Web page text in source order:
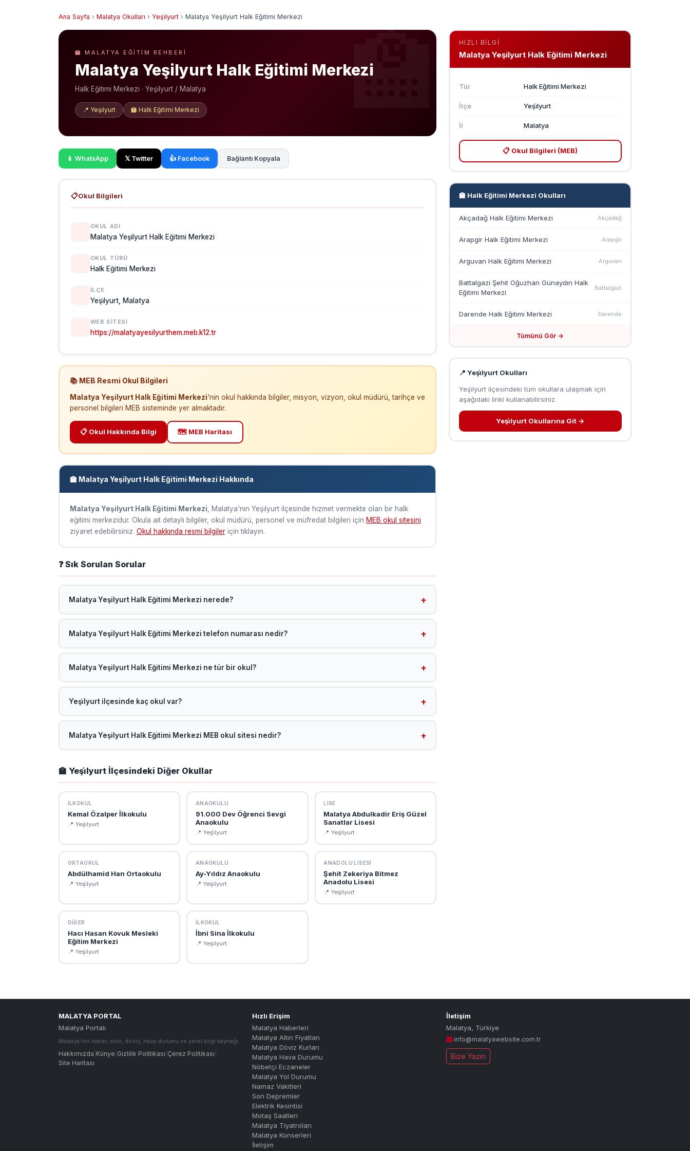
Ana Sayfa › Malatya Okulları › Yeşi̇lyurt › Malatya Yeşilyurt Halk Eğitimi Merkezi
🏫 MALATYA EĞITIM REHBERI
Malatya Yeşilyurt Halk Eğitimi Merkezi
Halk Eğitimi Merkezi · Yeşi̇lyurt / Malatya
📍 Yeşi̇lyurt 🏫 Halk Eğitimi Merkezi
📱 WhatsApp 𝕏 Twitter 👍 Facebook Bağlantı Kopyala
📋Okul Bilgileri
OKUL ADI
Malatya Yeşilyurt Halk Eğitimi Merkezi
OKUL TÜRÜ
Halk Eğitimi Merkezi
İLÇE
Yeşi̇lyurt, Malatya
WEB SITESI
https://malatyayesilyurthem.meb.k12.tr
📚 MEB Resmi Okul Bilgileri
Malatya Yeşilyurt Halk Eğitimi Merkezi'nin okul hakkında bilgiler, misyon, vizyon, okul müdürü, tarihçe ve
personel bilgileri MEB sisteminde yer almaktadır.
📋 Okul Hakkında Bilgi 🗺️ MEB Haritası
🏫 Malatya Yeşilyurt Halk Eğitimi Merkezi Hakkında
Malatya Yeşilyurt Halk Eğitimi Merkezi , Malatya'nın Yeşi̇lyurt ilçesinde hizmet vermekte olan bir halk
eğitimi merkezidur. Okula ait detaylı bilgiler, okul müdürü, personel ve müfredat bilgileri için MEB okul sitesini
ziyaret edebilirsiniz. Okul hakkında resmi bilgileriçin tıklayın.
❓ Sık Sorulan Sorular
Malatya Yeşilyurt Halk Eğitimi Merkezi nerede?
Malatya Yeşilyurt Halk Eğitimi Merkezi, Malatya Yeşi̇lyurt ilçesinde yer almaktadır.
Malatya Yeşilyurt Halk Eğitimi Merkezi telefon numarası nedir?
Telefon bilgisi sisteme henüz eklenmemiştir. MEB okul sitesini ziyaret edebilirsiniz.
Malatya Yeşilyurt Halk Eğitimi Merkezi ne tür bir okul?
Malatya Yeşilyurt Halk Eğitimi Merkezi, MEB'e bağlı bir Halk Eğitimi Merkezi olup Malatya Yeşi̇lyurt ilçesinde
2026 yılında eğitim-öğretime devam etmektedir.
Yeşi̇lyurt ilçesinde kaç okul var?
Malatya Yeşi̇lyurt ilçesinde toplam 228 okul bulunmaktadır. Tüm Yeşi̇lyurt okullarına /malatya-okullar?
ilce=YE%C5%9E%C4%B0LYURT adresinden ulaşabilirsiniz.
Malatya Yeşilyurt Halk Eğitimi Merkezi MEB okul sitesi nedir?
okul müdürü, öğretmen kadrosu, vizyon-misyon ve kurumsal bilgilere ulaşabilirsiniz.
🏫 Yeşi̇lyurt İlçesindeki Diğer Okullar
İLKOKUL
Kemal Özalper İlkokulu
📍 Yeşi̇lyurt
ANAOKULU
91.000 Dev Öğrenci Sevgi
Anaokulu
📍 Yeşi̇lyurt
LISE
Malatya Abdulkadir Eriş Güzel
Sanatlar Lisesi
📍 Yeşi̇lyurt
ORTAOKUL
Abdülhamid Han Ortaokulu
📍 Yeşi̇lyurt
ANAOKULU
Ay-Yıldız Anaokulu
📍 Yeşi̇lyurt
ANADOLU LISESI
Şehit Zekeriya Bitmez
Anadolu Lisesi
📍 Yeşi̇lyurt
DIĞER
Hacı Hasan Kovuk Mesleki
Eğitim Merkezi
📍 Yeşi̇lyurt
İLKOKUL
İbni Sina İlkokulu
📍 Yeşi̇lyurt
HIZLI BILGI
Malatya Yeşilyurt Halk Eğitimi Merkezi
Tür Halk Eğitimi Merkezi
İlçe Yeşi̇lyurt
İl Malatya
📋 Okul Bilgileri (MEB)
🏫 Halk Eğitimi Merkezi Okulları
Akçadağ Halk Eğitimi Merkezi Akçadağ
Arapgir Halk Eğitimi Merkezi Arapgi̇r
Arguvan Halk Eğitimi Merkezi Arguvan
Battalgazi Şehit Oğuzhan Günaydın Halk
Eğitimi Merkezi
Battalgazi̇
Darende Halk Eğitimi Merkezi Darende
Tümünü Gör →
📍 Yeşi̇lyurt Okulları
Yeşi̇lyurt ilçesindeki tüm okullara ulaşmak için
aşağıdaki linki kullanabilirsiniz.
Yeşi̇lyurt Okullarına Git →
MALATYA PORTAL
Malatya Portalı
Malatya'nın haber, altın, döviz, hava durumu ve yerel bilgi kaynağı.
Hakkımızda Künye Gizlilik Politikası Çerez Politikası
Site Haritası
Hızlı Erişim
Malatya Haberleri
Malatya Altın Fiyatları
Malatya Döviz Kurları
Malatya Hava Durumu
Nöbetçi Eczaneler
Malatya Yol Durumu
Namaz Vakitleri
Son Depremler
Elektrik Kesintisi
Motaş Saatleri
Malatya Tiyatroları
Malatya Konserleri
İletişim
İletişim
Malatya, Türkiye
info@malatyawebsite.com.tr
Bize Yazın